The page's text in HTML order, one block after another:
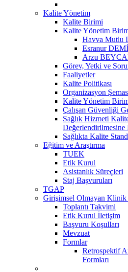
Kalite Yönetim
Kalite Birimi
Kalite Yönetim
Havva Mutlu
Esranur
Arzu
Görev, Yetki ve
Faaliyetler
Kalite Politikası
Organizasyon
Kalite Yönetim
Çalışan Güvenliği
Sağlık Hizmeti
Sağlıkta Kalite
Eğitim ve Araştırma
TUEK
Etik Kurul
Asistanlık Süreçleri
Staj Başvuruları
TGAP
Girişimsel Olmayan Klinik
Toplantı Takvimi
Etik Kurul İletişim
Başvuru Koşulları
Mevzuat
Formlar
Retrospektif
Formları